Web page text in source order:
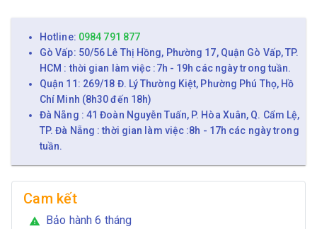
Hotline: 0984 791 877
Gò Vấp: 50/56 Lê Thị Hồng, Phường 17, Quận Gò Vấp, TP.
HCM : thời gian làm việc :7h - 19h các ngày trong tuần.
Quận 11: 269/18 Đ. Lý Thường Kiệt, Phường Phú Thọ, Hồ
Chí Minh (8h30 đến 18h)
Đà Nẵng : 41 Đoàn Nguyễn Tuấn, P. Hòa Xuân, Q. Cẩm Lệ,
TP. Đà Nẵng : thời gian làm việc :8h - 17h các ngày trong
tuần.
Cam kết
warning Bảo hành 6 tháng